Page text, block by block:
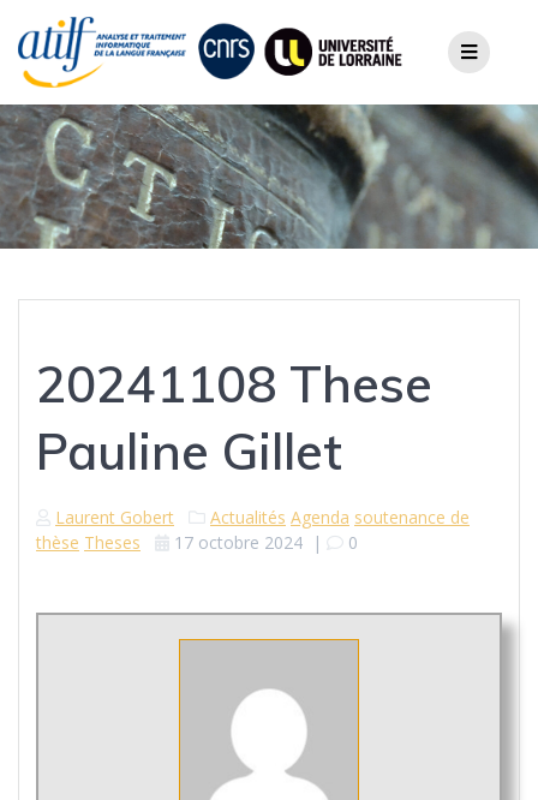
content
20241108 These
Pauline Gillet
Laurent Gobert Actualités Agenda soutenance de
thèse Theses 17 octobre 2024 | 0